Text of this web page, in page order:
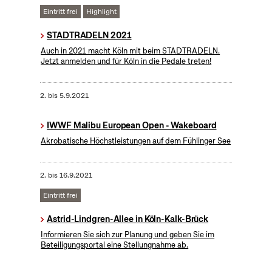
Eintritt frei Highlight
STADTRADELN 2021
Auch in 2021 macht Köln mit beim STADTRADELN.
Jetzt anmelden und für Köln in die Pedale treten!
2. bis5.9.2021
IWWF Malibu European Open - Wakeboard
Akrobatische Höchstleistungen auf dem Fühlinger See
2. bis16.9.2021
Eintritt frei
Astrid-Lindgren-Allee in Köln-Kalk-Brück
Informieren Sie sich zur Planung und geben Sie im
Beteiligungsportal eine Stellungnahme ab.